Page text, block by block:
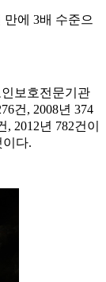
만에 3배 수준으
보호전문기관
건, 2008년 374
, 2012년 782건이
이다.